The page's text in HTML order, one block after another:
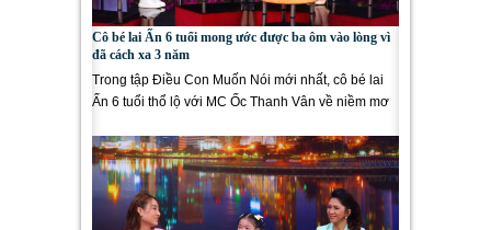
Cô bé lai Ấn 6 tuổi mong ước được ba ôm vào lòng vì
đã cách xa 3 năm
Trong tập Điều Con Muốn Nói mới nhất, cô bé lai
Ấn 6 tuổi thổ lộ với MC Ốc Thanh Vân về niềm mơ